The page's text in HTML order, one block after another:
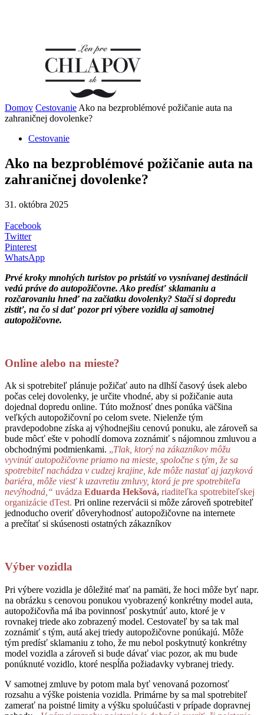
Domov Cestovanie Ako na bezproblémové požičanie auta na
zahraničnej dovolenke?
Cestovanie
Ako na bezproblémové požičanie auta na
zahraničnej dovolenke?
31. októbra 2025
Facebook
Twitter
Pinterest
WhatsApp
Prvé kroky mnohých turistov po pristátí vo vysnívanej destinácii
vedú práve do autopožičovne. Ako predísť sklamaniu a
rozčarovaniu hneď na začiatku dovolenky? Stačí si dopredu
zistiť, na čo si dať pozor pri výbere vozidla aj samotnej
autopožičovne.
Online alebo na mieste?
Ak si spotrebiteľ plánuje požičať auto na dlhší časový úsek alebo
počas celej dovolenky, je určite vhodné, aby si požičanie auta
dojednal dopredu online. Túto možnosť dnes ponúka väčšina
veľkých autopožičovní po celom svete. Nielenže tým
pravdepodobne získa aj výhodnejšiu cenovú ponuku, ale zároveň sa
bude môcť ešte v pohodlí domova zoznámiť s nájomnou zmluvou a
obchodnými podmienkami. „Tlak, ktorý na zákazníkov môžu
vyvinúť autopožičovne priamo na mieste, spoločne s tým, že sa
spotrebiteľ nachádza v cudzej krajine, kde môže nastať aj jazyková
bariéra, môže viesť k uzavretiu zmluvy, ktorá je pre spotrebiteľa
nevýhodná,“ uvádza Eduarda Hekšová, riaditeľka spotrebiteľskej
organizácie dTest. Pri online rezervácii si môže zároveň spotrebiteľ
jednoducho overiť dôveryhodnosť autopožičovne na internete
a prečítať si skúsenosti ostatných zákazníkov
Výber vozidla
Pri výbere vozidla je dôležité mať na pamäti, že hoci môže byť napr.
na obrázku s cenovou ponukou vyobrazený konkrétny model auta,
autopožičovňa má iba povinnosť poskytnúť auto, ktoré je v
rovnakej triede ako zobrazený model. Cestovateľ by sa tak mal
zoznámiť s tým, autá akej triedy autopožičovne ponúkajú. Môže
tým predísť sklamaniu z toho, že mu nebol poskytnutý konkrétny
model vozidla a zároveň si bude dávať viac pozor, ak mu bude
ponúknuté vozidlo, ktoré nespĺňa požiadavky vybranej triedy.
V samotnej zmluve by potom mala byť venovaná pozornosť
rozsahu a výške poistenia vozidla. Primárne by sa mal spotrebiteľ
zamerať na poistné limity a výšku spoluúčasti v prípade dopravnej